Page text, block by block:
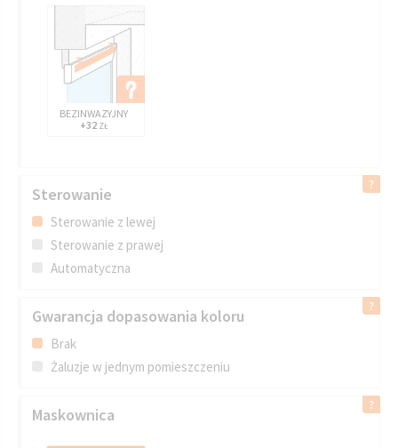
BEZINWAZYJNY
+32ZŁ
Sterowanie
Sterowanie z lewej
Sterowanie z prawej
Automatyczna
Gwarancja dopasowania koloru
Brak
Żaluzje w jednym pomieszczeniu
Maskownica